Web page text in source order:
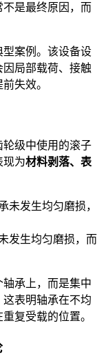
是最终原因，而
案例。该设备设
局部载荷、接触
失效。
级中使用的滚子
现为材料剥落、表
发生均匀磨损，
承上，而是集中
表明轴承在不均
复受载的位置。